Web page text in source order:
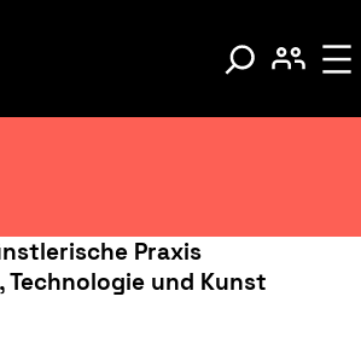
Praxis
und Kunst